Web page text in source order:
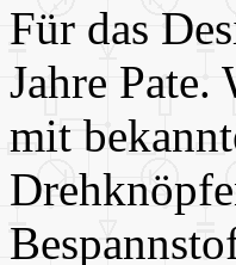
Für das
Jahre
mit